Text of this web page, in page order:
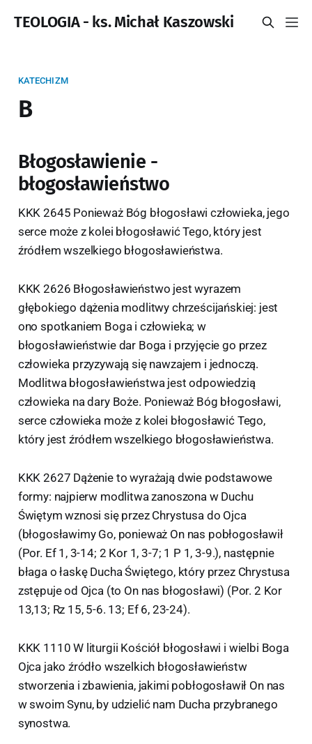
TEOLOGIA - ks. Michał Kaszowski
KATECHIZM
B
Błogosławienie -
błogosławieństwo
KKK 2645 Ponieważ Bóg błogosławi człowieka, jego
serce może z kolei błogosławić Tego, który jest
źródłem wszelkiego błogosławieństwa.
KKK 2626 Błogosławieństwo jest wyrazem
głębokiego dążenia modlitwy chrześcijańskiej: jest
ono spotkaniem Boga i człowieka; w
błogosławieństwie dar Boga i przyjęcie go przez
człowieka przyzywają się nawzajem i jednoczą.
Modlitwa błogosławieństwa jest odpowiedzią
człowieka na dary Boże. Ponieważ Bóg błogosławi,
serce człowieka może z kolei błogosławić Tego,
który jest źródłem wszelkiego błogosławieństwa.
KKK 2627 Dążenie to wyrażają dwie podstawowe
formy: najpierw modlitwa zanoszona w Duchu
Świętym wznosi się przez Chrystusa do Ojca
(błogosławimy Go, ponieważ On nas pobłogosławił
(Por. Ef 1, 3-14; 2 Kor 1, 3-7; 1 P 1, 3-9.), następnie
błaga o łaskę Ducha Świętego, który przez Chrystusa
zstępuje od Ojca (to On nas błogosławi) (Por. 2 Kor
13,13; Rz 15, 5-6. 13; Ef 6, 23-24).
KKK 1110 W liturgii Kościół błogosławi i wielbi Boga
Ojca jako źródło wszelkich błogosławieństw
stworzenia i zbawienia, jakimi pobłogosławił On nas
w swoim Synu, by udzielić nam Ducha przybranego
synostwa.